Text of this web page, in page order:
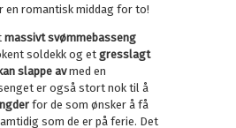
romantisk middag for to!
massivt svømmebasseng
soldekk og et gresslagt
slappe avmed en
er også stort nok til å
for de som ønsker å få
som de er på ferie. Det